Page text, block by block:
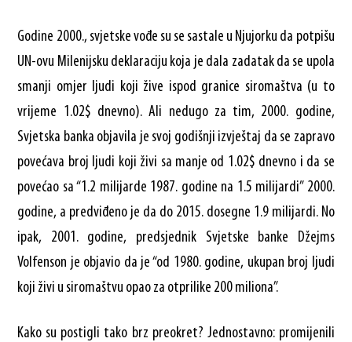
Godine 2000., svjetske vođe su se sastale u Njujorku da potpišu
UN-ovu Milenijsku deklaraciju koja je dala zadatak da se upola
smanji omjer ljudi koji žive ispod granice siromaštva (u to
vrijeme 1.02$ dnevno). Ali nedugo za tim, 2000. godine,
Svjetska banka objavila je svoj godišnji izvještaj da se zapravo
povećava broj ljudi koji živi sa manje od 1.02$ dnevno i da se
povećao sa “1.2 milijarde 1987. godine na 1.5 milijardi” 2000.
godine, a predviđeno je da do 2015. dosegne 1.9 milijardi. No
ipak, 2001. godine, predsjednik Svjetske banke Džejms
Volfenson je objavio da je “od 1980. godine, ukupan broj ljudi
koji živi u siromaštvu opao za otprilike 200 miliona”.
Kako su postigli tako brz preokret? Jednostavno: promijenili